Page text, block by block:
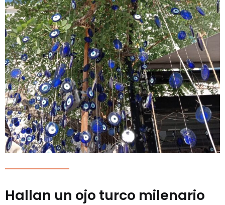
Hallan un ojo turco milenario